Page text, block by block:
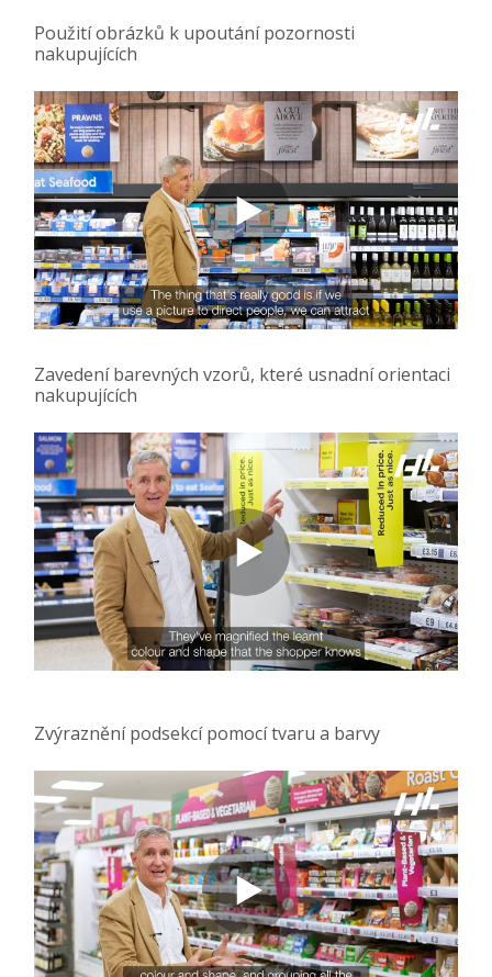
Použití obrázků k upoutání pozornosti
nakupujících
Zavedení barevných vzorů, které usnadní orientaci
nakupujících
Zvýraznění podsekcí pomocí tvaru a barvy